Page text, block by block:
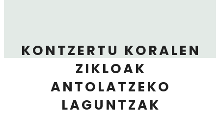
KONTZERTU KORALEN
ZIKLOAK
ANTOLATZEKO
LAGUNTZAK